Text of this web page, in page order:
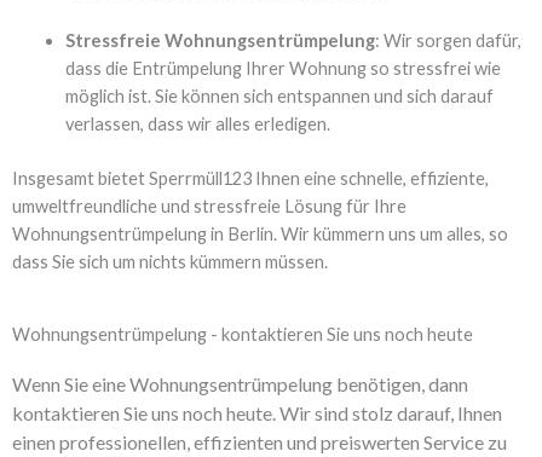
Stressfreie Wohnungsentrümpelung: Wir sorgen dafür,
dass die Entrümpelung Ihrer Wohnung so stressfrei wie
möglich ist. Sie können sich entspannen und sich darauf
verlassen, dass wir alles erledigen.
Insgesamt bietet Sperrmüll123 Ihnen eine schnelle, effiziente,
umweltfreundliche und stressfreie Lösung für Ihre
Wohnungsentrümpelung in Berlin. Wir kümmern uns um alles, so
dass Sie sich um nichts kümmern müssen.
Wohnungsentrümpelung - kontaktieren Sie uns noch heute
Wenn Sie eine Wohnungsentrümpelung benötigen, dann
kontaktieren Sie uns noch heute. Wir sind stolz darauf, Ihnen
einen professionellen, effizienten und preiswerten Service zu